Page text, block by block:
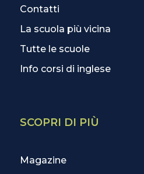
Contatti
La scuola più vicina
Tutte le scuole
Info corsi di inglese
SCOPRI DI PIÙ
Magazine